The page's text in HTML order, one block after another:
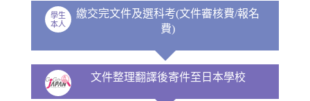
學生
本人
繳交完文件及選科考(文件審核費/報名
費)
文件整理翻譯後寄件至日本學校